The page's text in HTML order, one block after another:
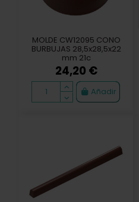
MOLDE CW12095 CONO
BURBUJAS 28,5x28,5x22
mm 21c
24,20 €
Añadir